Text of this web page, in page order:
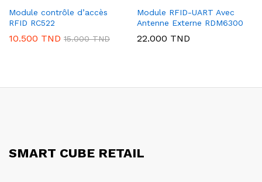
Module contrôle d’accès
RFID RC522
10.500 TND 15.000TND
Module RFID-UART Avec
Antenne Externe RDM6300
22.000 TND
SMART CUBE RETAIL